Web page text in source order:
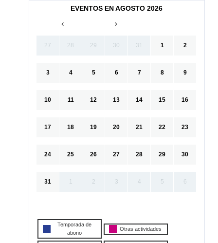
EVENTOS EN AGOSTO 2026
27 28 29 30 31 1 2
3 4 5 6 7 8 9
10 11 12 13 14 15 16
17 18 19 20 21 22 23
24 25 26 27 28 29 30
31 1 2 3 4 5 6
Temporada de
abono
Otras actividades